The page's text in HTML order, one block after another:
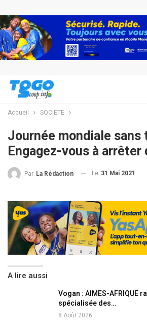
Accueil SOCIETE
Journée mondiale sans
Engagez-vous à arrêter
Par La Rédaction Le 31 Mai 2021
A lire aussi
Vogan : AIMES-AFRIQUE
spécialisée des…
8 Août 2026